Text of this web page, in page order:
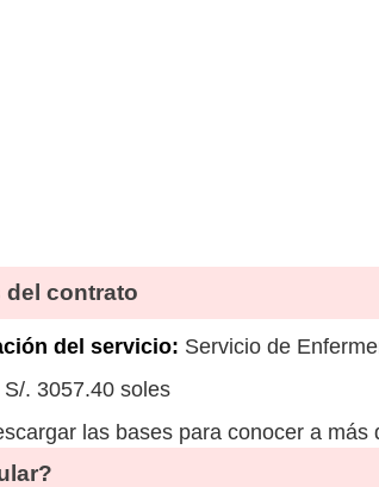
contrato
del servicio: Servicio de
S/. 3057.40 soles
las bases para conocer a